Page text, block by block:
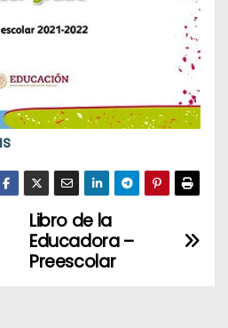
Libro de la
Educadora –
Preescolar